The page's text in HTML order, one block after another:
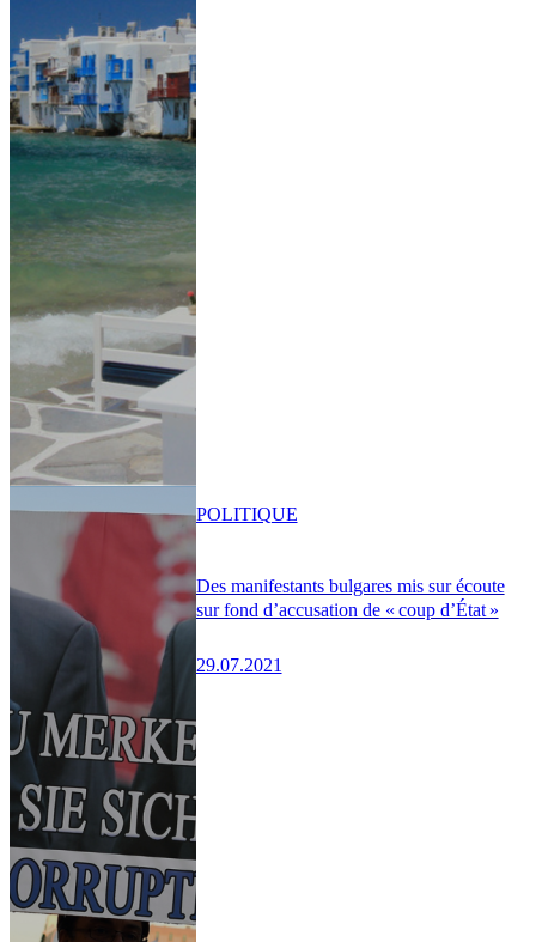
Des manifestants bulgares mis sur écoute
sur fond d’accusation de « coup d’État »
29.07.2021
POLITIQUE